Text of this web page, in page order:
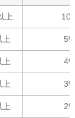
上
5%
4%
3%
2%